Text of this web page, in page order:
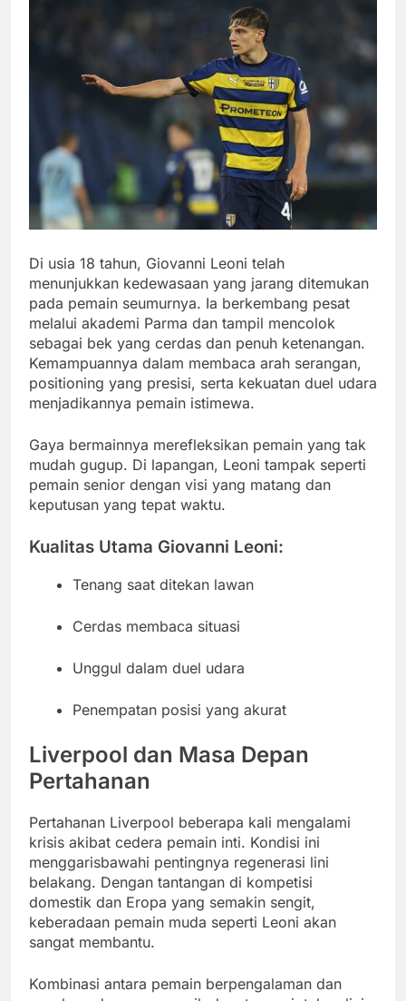
Di usia 18 tahun, Giovanni Leoni telah
menunjukkan kedewasaan yang jarang ditemukan
pada pemain seumurnya. Ia berkembang pesat
melalui akademi Parma dan tampil mencolok
sebagai bek yang cerdas dan penuh ketenangan.
Kemampuannya dalam membaca arah serangan,
positioning yang presisi, serta kekuatan duel udara
menjadikannya pemain istimewa.
Gaya bermainnya merefleksikan pemain yang tak
mudah gugup. Di lapangan, Leoni tampak seperti
pemain senior dengan visi yang matang dan
keputusan yang tepat waktu.
Kualitas Utama Giovanni Leoni:
Tenang saat ditekan lawan
Cerdas membaca situasi
Unggul dalam duel udara
Penempatan posisi yang akurat
Liverpool dan Masa Depan
Pertahanan
Pertahanan Liverpool beberapa kali mengalami
krisis akibat cedera pemain inti. Kondisi ini
menggarisbawahi pentingnya regenerasi lini
belakang. Dengan tantangan di kompetisi
domestik dan Eropa yang semakin sengit,
keberadaan pemain muda seperti Leoni akan
sangat membantu.
Kombinasi antara pemain berpengalaman dan